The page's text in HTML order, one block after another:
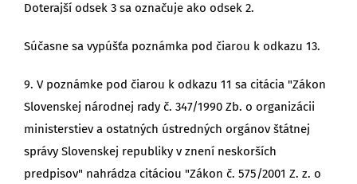
Doterajší odsek 3 sa označuje ako odsek 2.
Súčasne sa vypúšťa poznámka pod čiarou k odkazu 13.
9. V poznámke pod čiarou k odkazu 11 sa citácia "Zákon
Slovenskej národnej rady č. 347/1990 Zb. o organizácii
ministerstiev a ostatných ústredných orgánov štátnej
správy Slovenskej republiky v znení neskorších
predpisov" nahrádza citáciou "Zákon č. 575/2001 Z. z. o